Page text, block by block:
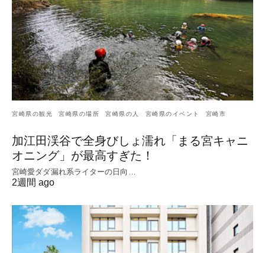
宮崎県の観光 宮崎県の場所 宮崎県の人 宮崎県のイベント 宮崎市
加江田渓谷で全身びしょ濡れ「まる宮キャニ
オニング」が最高すぎた！
宮崎愛ダダ漏れ系ライターの日向…
2週間 ago